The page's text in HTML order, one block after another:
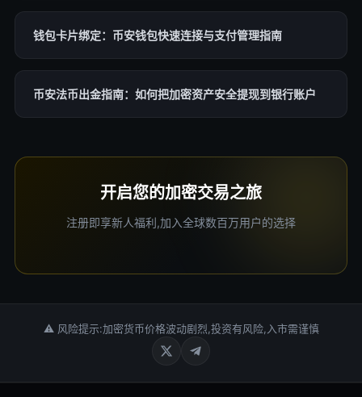
钱包卡片绑定：币安钱包快速连接与支付管理指南
币安法币出金指南：如何把加密资产安全提现到银行账户
开启您的加密交易之旅
注册即享新人福利,加入全球数百万用户的选择
⚠ 风险提示:加密货币价格波动剧烈,投资有风险,入市需谨慎